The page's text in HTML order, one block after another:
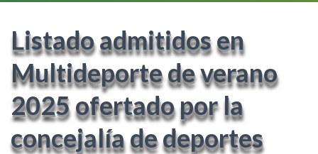
Listado admitidos en
Multideporte de verano
2025 ofertado por la
concejalía de deportes